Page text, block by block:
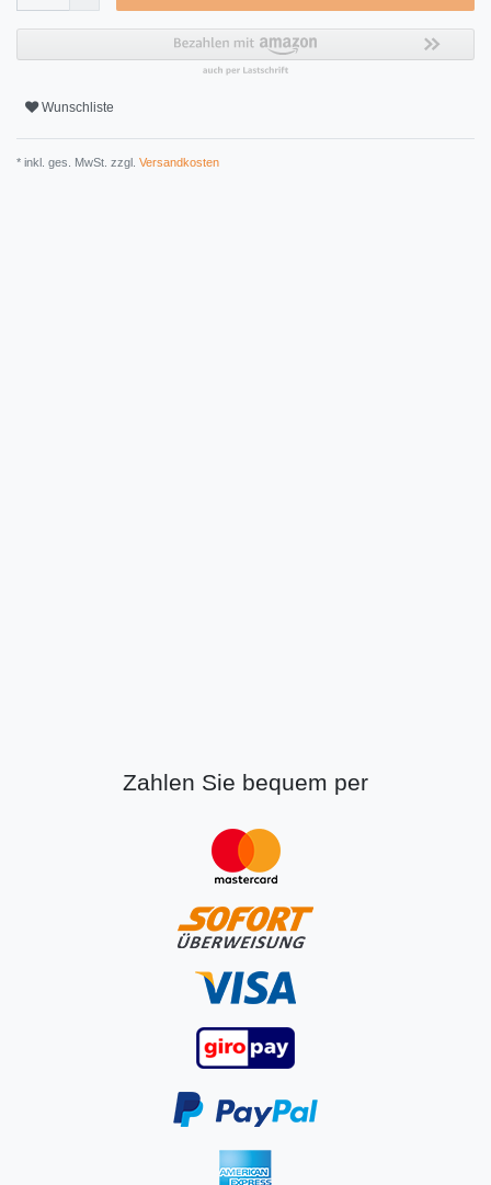
Wunschliste
* inkl. ges. MwSt. zzgl. Versandkosten
Zahlen Sie bequem per